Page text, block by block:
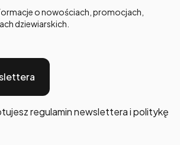
o nowościach, promocjach,
dziewiarskich.
regulamin newslettera i politykę